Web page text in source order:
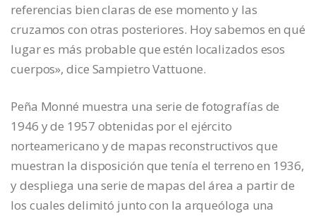
referencias bien claras de ese momento y las
cruzamos con otras posteriores. Hoy sabemos en qué
lugar es más probable que estén localizados esos
cuerpos», dice Sampietro Vattuone.
Peña Monné muestra una serie de fotografías de
1946 y de 1957 obtenidas por el ejército
norteamericano y de mapas reconstructivos que
muestran la disposición que tenía el terreno en 1936,
y despliega una serie de mapas del área a partir de
los cuales delimitó junto con la arqueóloga una